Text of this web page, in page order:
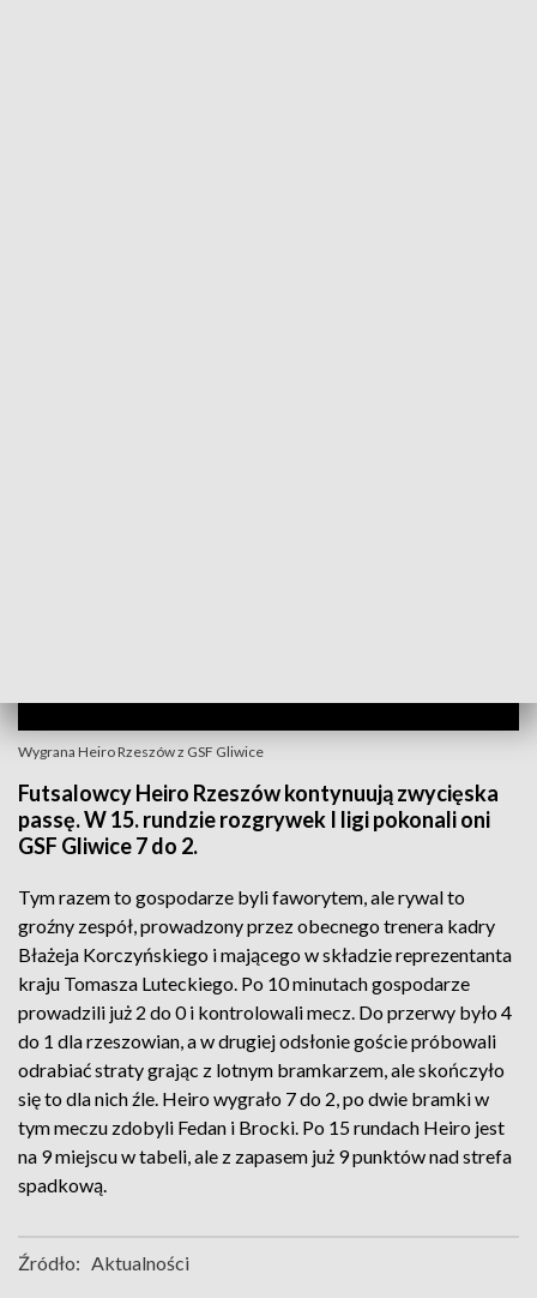
Wygrana Heiro Rzeszów z GSF Gliwice
Futsalowcy Heiro Rzeszów kontynuują zwycięska
passę. W 15. rundzie rozgrywek I ligi pokonali oni
GSF Gliwice 7 do 2.
Tym razem to gospodarze byli faworytem, ale rywal to
groźny zespół, prowadzony przez obecnego trenera kadry
Błażeja Korczyńskiego i mającego w składzie reprezentanta
kraju Tomasza Luteckiego. Po 10 minutach gospodarze
prowadzili już 2 do 0 i kontrolowali mecz. Do przerwy było 4
do 1 dla rzeszowian, a w drugiej odsłonie goście próbowali
odrabiać straty grając z lotnym bramkarzem, ale skończyło
się to dla nich źle. Heiro wygrało 7 do 2, po dwie bramki w
tym meczu zdobyli Fedan i Brocki. Po 15 rundach Heiro jest
na 9 miejscu w tabeli, ale z zapasem już 9 punktów nad strefa
spadkową.
Źródło: Aktualności